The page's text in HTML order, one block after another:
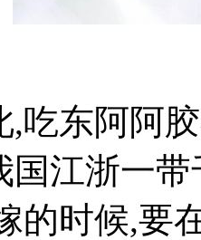
东阿阿胶
国江浙一
的时候,要